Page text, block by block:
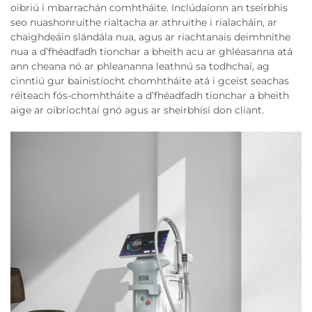
oibriú i mbarrachán comhtháite. Inclúdaíonn an tseirbhis
seo nuashonruithe rialtacha ar athruithe i rialacháin, ar
chaighdeáin slándála nua, agus ar riachtanais deimhnithe
nua a d’fhéadfadh tionchar a bheith acu ar ghléasanna atá
ann cheana nó ar phleananna leathnú sa todhchaí, ag
cinntiú gur bainistíocht chomhtháite atá i gceist seachas
réiteach fós-chomhtháite a d’fhéadfadh tionchar a bheith
aige ar oibríochtaí gnó agus ar sheirbhísí don cliant.